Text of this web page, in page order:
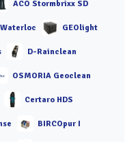
ACO Stormbrixx SD
Waterloc GEOlight
D-Rainclean
OSMORIA Geoclean
Certaro HDS
BIRCOpur I